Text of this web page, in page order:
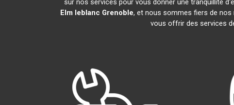
sur nos services pour vous donner une tranquillité
Elm leblanc Grenoble, et nous sommes fiers de
vous offrir des services